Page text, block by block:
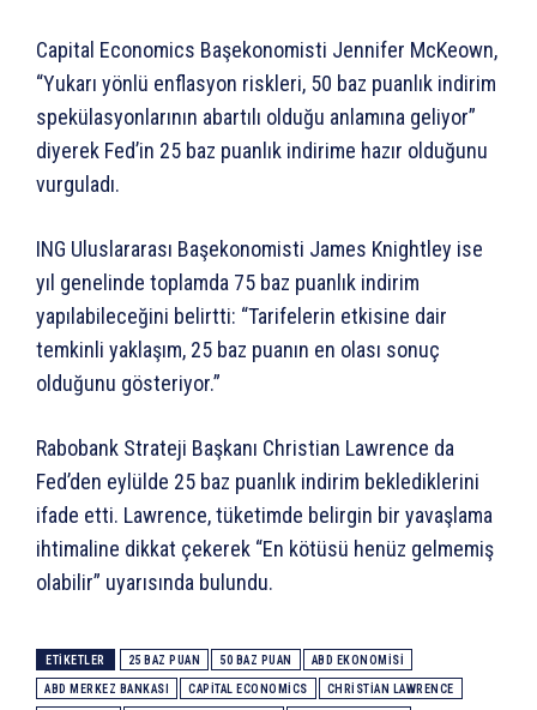
Capital Economics Başekonomisti Jennifer McKeown,
“Yukarı yönlü enflasyon riskleri, 50 baz puanlık indirim
spekülasyonlarının abartılı olduğu anlamına geliyor”
diyerek Fed’in 25 baz puanlık indirime hazır olduğunu
vurguladı.
ING Uluslararası Başekonomisti James Knightley ise
yıl genelinde toplamda 75 baz puanlık indirim
yapılabileceğini belirtti: “Tarifelerin etkisine dair
temkinli yaklaşım, 25 baz puanın en olası sonuç
olduğunu gösteriyor.”
Rabobank Strateji Başkanı Christian Lawrence da
Fed’den eylülde 25 baz puanlık indirim beklediklerini
ifade etti. Lawrence, tüketimde belirgin bir yavaşlama
ihtimaline dikkat çekerek “En kötüsü henüz gelmemiş
olabilir” uyarısında bulundu.
ETIKETLER 25 BAZ PUAN 50 BAZ PUAN ABD EKONOMISI
ABD MERKEZ BANKASI CAPITAL ECONOMICS CHRISTIAN LAWRENCE